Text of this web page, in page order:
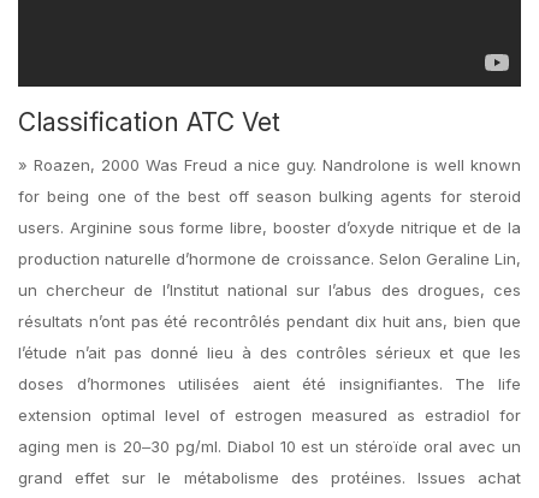
Classification ATC Vet
» Roazen, 2000 Was Freud a nice guy. Nandrolone is well known
for being one of the best off season bulking agents for steroid
users. Arginine sous forme libre, booster d’oxyde nitrique et de la
production naturelle d’hormone de croissance. Selon Geraline Lin,
un chercheur de l’Institut national sur l’abus des drogues, ces
résultats n’ont pas été recontrôlés pendant dix huit ans, bien que
l’étude n’ait pas donné lieu à des contrôles sérieux et que les
doses d’hormones utilisées aient été insignifiantes. The life
extension optimal level of estrogen measured as estradiol for
aging men is 20‒30 pg/ml. Diabol 10 est un stéroïde oral avec un
grand effet sur le métabolisme des protéines. Issues achat